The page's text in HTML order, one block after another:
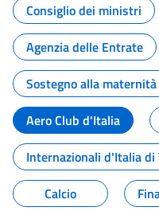
Consiglio dei ministri
Agenzia delle Entrate
Sostegno alla
Aero Club d'Italia
Internazionali d'Italia di
Calcio